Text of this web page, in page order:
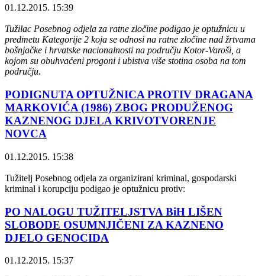
01.12.2015. 15:39
Tužilac Posebnog odjela za ratne zločine podigao je optužnicu u
predmetu Kategorije 2 koja se odnosi na ratne zločine nad žrtvama
bošnjačke i hrvatske nacionalnosti na području Kotor-Varoši, a
kojom su obuhvaćeni progoni i ubistva više stotina osoba na tom
području.
PODIGNUTA OPTUŽNICA PROTIV DRAGANA
MARKOVIĆA (1986) ZBOG PRODUŽENOG
KAZNENOG DJELA KRIVOTVORENJE
NOVCA
01.12.2015. 15:38
Tužitelj Posebnog odjela za organizirani kriminal, gospodarski
kriminal i korupciju podigao je optužnicu protiv:
PO NALOGU TUŽITELJSTVA BiH LIŠEN
SLOBODE OSUMNJIČENI ZA KAZNENO
DJELO GENOCIDA
01.12.2015. 15:37